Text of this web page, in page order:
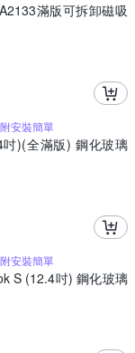
滿版可拆卸磁吸
安裝簡單
吋)(全滿版) 鋼化玻璃
安裝簡單
S (12.4吋) 鋼化玻璃